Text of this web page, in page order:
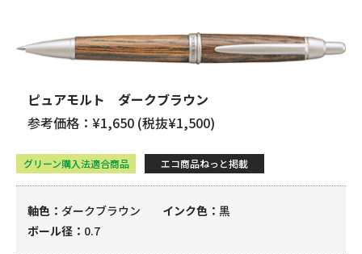
ピュアモルト ダークブラウン
参考価格：¥1,650 (税抜¥1,500)
グリーン購入法適合商品 エコ商品ねっと掲載
軸色 ダークブラウン インク色
黒
ボール径
0.7